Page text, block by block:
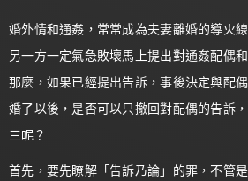
婚外情和通姦，常常成為夫妻離婚的導火
另一方一定氣急敗壞馬上提出對通姦配偶
那麼，如果已經提出告訴，事後決定與配
婚了以後，是否可以只撤回對配偶的告訴
三呢？
首先，要先瞭解「告訴乃論」的罪，不管